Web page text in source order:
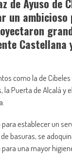
de Ayuso de
un ambicioso
Castellana
como la de
la Puerta de Alcalá y
establecer un
basuras, se
una mayor